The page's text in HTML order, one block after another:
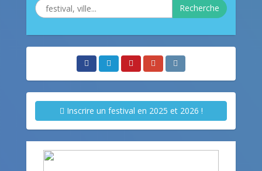
Recherche
Inscrire un festival en 2025 et 2026 !